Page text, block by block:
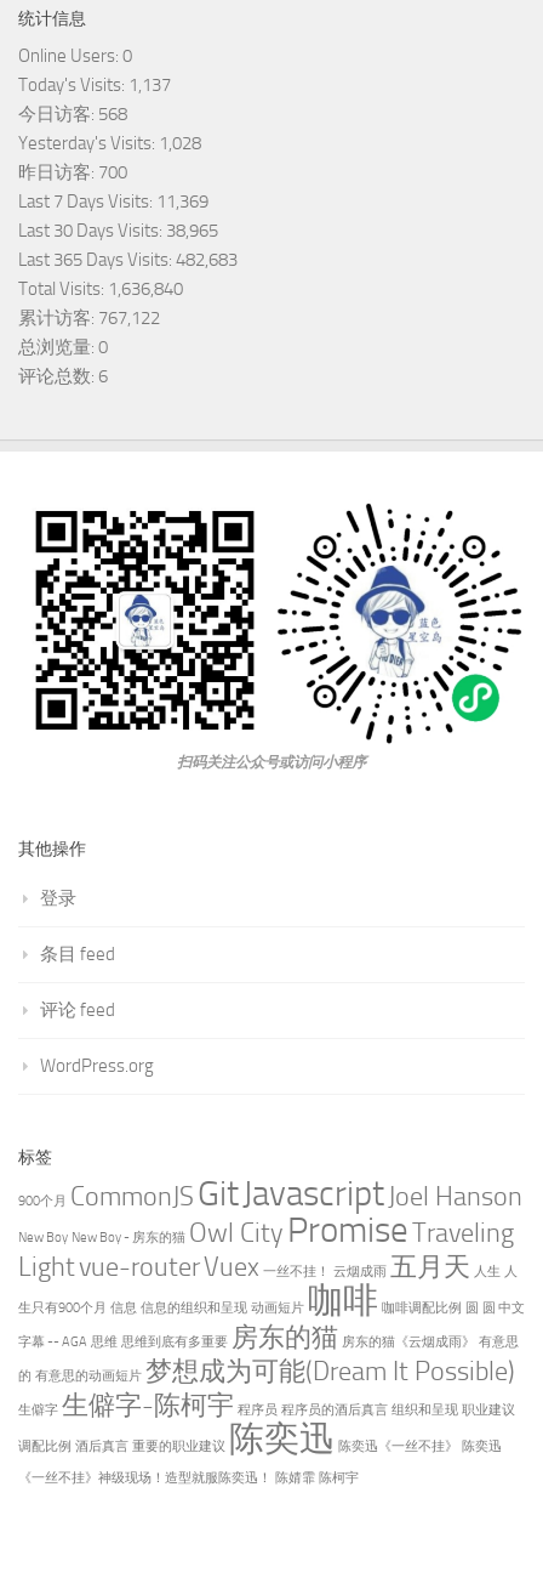
统计信息
Online Users: 0
Today's Visits: 1,137
今日访客: 568
Yesterday's Visits: 1,028
昨日访客: 700
Last 7 Days Visits: 11,369
Last 30 Days Visits: 38,965
Last 365 Days Visits: 482,683
Total Visits: 1,636,840
累计访客: 767,122
总浏览量: 0
评论总数: 6
扫码关注公众号或访问小程序
其他操作
登录
条目 feed
评论 feed
WordPress.org
标签
900个月 CommonJSGitJavascript Joel Hanson
New Boy New Boy - 房东的猫 Owl City PromiseTraveling
Lightvue-routerVuex 一丝不挂！ 云烟成雨 五月天 人生 人
生只有900个月 信息 信息的组织和呈现 动画短片 咖啡 咖啡调配比例 圆 圆 中文
字幕 -- AGA 思维 思维到底有多重要 房东的猫 房东的猫《云烟成雨》 有意思
的 有意思的动画短片 梦想成为可能(Dream It Possible)
生僻字 生僻字-陈柯宇 程序员 程序员的酒后真言 组织和呈现 职业建议
调配比例 酒后真言 重要的职业建议 陈奕迅 陈奕迅《一丝不挂》
陈奕迅
《一丝不挂》神级现场！造型就服陈奕迅！
陈婧霏 陈柯宇